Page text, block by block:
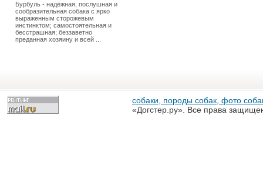
Бурбуль - надёжная, послушная и
сообразительная собака с ярко
выраженным сторожевым
инстинктом; самостоятельная и
бесстрашная; беззаветно
преданная хозяину и всей ...
собаки, породы собак, фото
«Догстер.ру». Все права